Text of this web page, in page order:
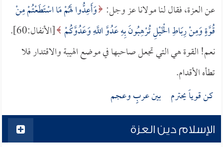
عن العزة، فقال لنا مولانا عز وجل: وَأَعِدُّوا لَهُمْ مَا اسْتَطَعْتُمْ مِنْ
قُوَّةٍ وَمِنْ رِبَاطِ الْخَيْلِ تُرْهِبُونَ بِهِ عَدُوَّ اللَّهِ وَعَدُوَّكُمْ [الأنفال:60].
نعم! القوة هي التي تجعل صاحبها في موضع الهيبة والاقتدار فلا
تطأه الأقدام.
كن قوياً يحترم بين عربٍ وعجم
الإسلام دين العزة